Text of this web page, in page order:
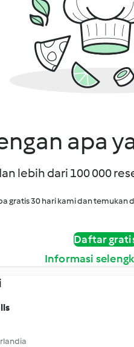
apa
lebih dari 100 000
gratis 30 hari kami dan temukan
Daftar
Informasi